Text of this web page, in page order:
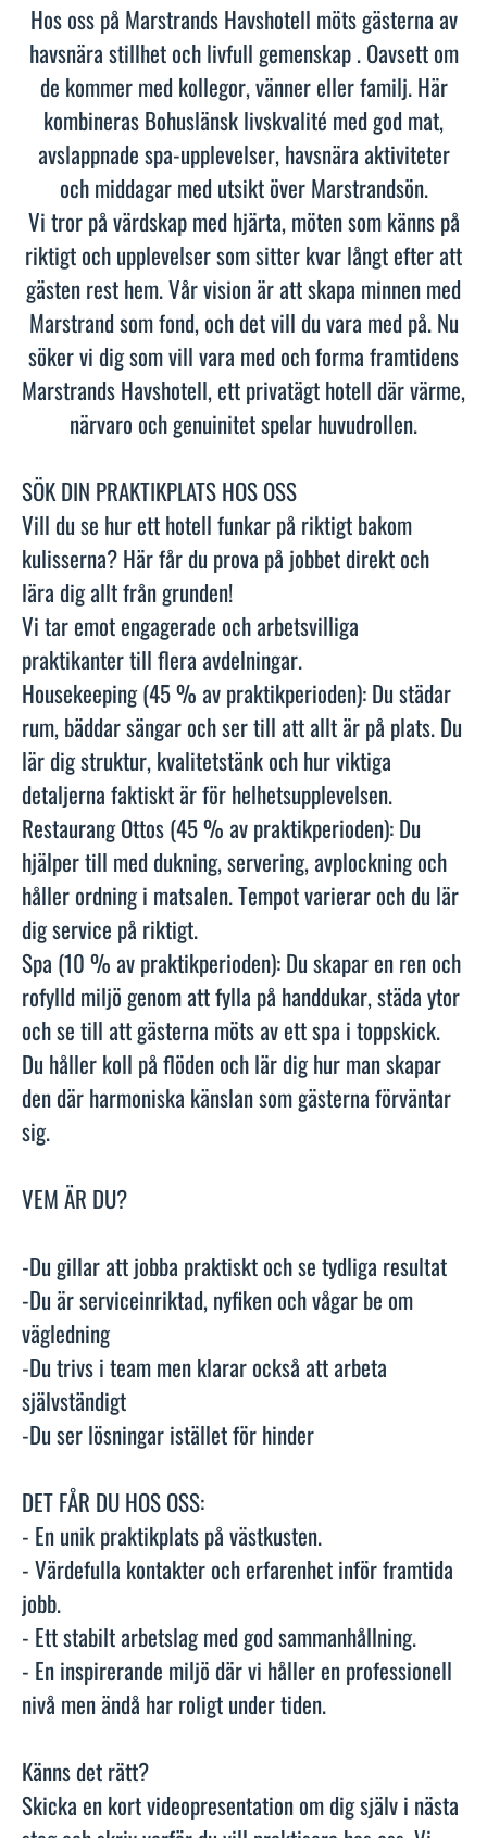
Hos oss på Marstrands Havshotell möts gästerna av
havsnära stillhet och livfull gemenskap . Oavsett om
de kommer med kollegor, vänner eller familj. Här
kombineras Bohuslänsk livskvalité med god mat,
avslappnade spa-upplevelser, havsnära aktiviteter
och middagar med utsikt över Marstrandsön.
Vi tror på värdskap med hjärta, möten som känns på
riktigt och upplevelser som sitter kvar långt efter att
gästen rest hem. Vår vision är att skapa minnen med
Marstrand som fond, och det vill du vara med på. Nu
söker vi dig som vill vara med och forma framtidens
Marstrands Havshotell, ett privatägt hotell där värme,
närvaro och genuinitet spelar huvudrollen.
SÖK DIN PRAKTIKPLATS HOS OSS
Vill du se hur ett hotell funkar på riktigt bakom
kulisserna? Här får du prova på jobbet direkt och
lära dig allt från grunden!
Vi tar emot engagerade och arbetsvilliga
praktikanter till flera avdelningar.
Housekeeping (45 % av praktikperioden): Du städar
rum, bäddar sängar och ser till att allt är på plats. Du
lär dig struktur, kvalitetstänk och hur viktiga
detaljerna faktiskt är för helhetsupplevelsen.
Restaurang Ottos (45 % av praktikperioden): Du
hjälper till med dukning, servering, avplockning och
håller ordning i matsalen. Tempot varierar och du lär
dig service på riktigt.
Spa (10 % av praktikperioden): Du skapar en ren och
rofylld miljö genom att fylla på handdukar, städa ytor
och se till att gästerna möts av ett spa i toppskick.
Du håller koll på flöden och lär dig hur man skapar
den där harmoniska känslan som gästerna förväntar
sig.
VEM ÄR DU?
-Du gillar att jobba praktiskt och se tydliga resultat
-Du är serviceinriktad, nyfiken och vågar be om
vägledning
-Du trivs i team men klarar också att arbeta
självständigt
-Du ser lösningar istället för hinder
DET FÅR DU HOS OSS:
- En unik praktikplats på västkusten.
- Värdefulla kontakter och erfarenhet inför framtida
jobb.
- Ett stabilt arbetslag med god sammanhållning.
- En inspirerande miljö där vi håller en professionell
nivå men ändå har roligt under tiden.
Känns det rätt?
Skicka en kort videopresentation om dig själv i nästa